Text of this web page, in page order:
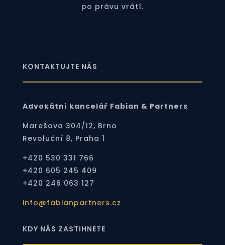
po právu vrátí.
KONTAKTUJTE NÁS
Advokátní kancelář Fabian & Partners
Marešova 304/12, Brno
Revoluční 8, Praha 1
+420 530 331 766
+420 605 245 409
+420 246 063 127
info@fabianpartners.cz
KDY NÁS ZASTIHNETE